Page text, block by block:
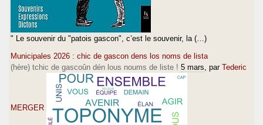
" Le souvenir du "patois gascon", c’est le souvenir, la (…)
Municipales 2026 : chic de gascon dens los noms de lista
(hère) tchic de gascoûn dén lous noums de liste ! 5 mars , par Tederic
MERGER